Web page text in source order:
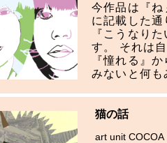
今作品は『
に記載した
『こうなり
す。 それは
『憧れる』
みないと何
猫の話
art unit COCOA